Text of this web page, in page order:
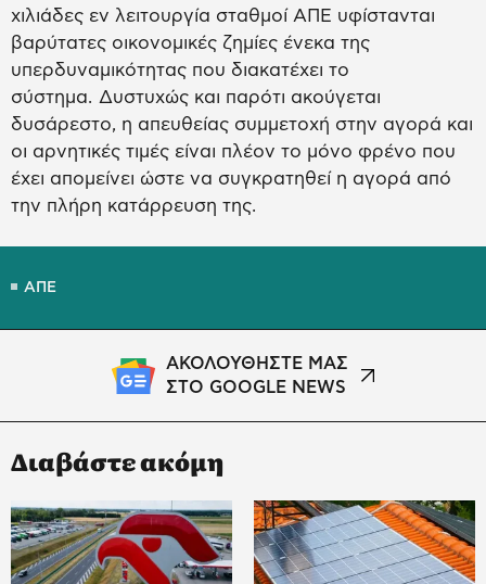
χιλιάδες εν λειτουργία σταθμοί ΑΠΕ υφίστανται
βαρύτατες οικονομικές ζημίες ένεκα της
υπερδυναμικότητας που διακατέχει το
σύστημα. Δυστυχώς και παρότι ακούγεται
δυσάρεστο, η απευθείας συμμετοχή στην αγορά και
οι αρνητικές τιμές είναι πλέον το μόνο φρένο που
έχει απομείνει ώστε να συγκρατηθεί η αγορά από
την πλήρη κατάρρευση της.
ΑΠΕ
ΑΚΟΛΟΥΘΗΣΤΕ ΜΑΣ
ΣΤΟ GOOGLE NEWS
Διαβάστε ακόμη